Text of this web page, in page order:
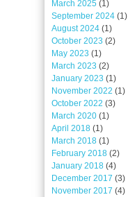
March 2025 (1)
September 2024 (1)
August 2024 (1)
October 2023 (2)
May 2023 (1)
March 2023 (2)
January 2023 (1)
November 2022 (1)
October 2022 (3)
March 2020 (1)
April 2018 (1)
March 2018 (1)
February 2018 (2)
January 2018 (4)
December 2017 (3)
November 2017 (4)